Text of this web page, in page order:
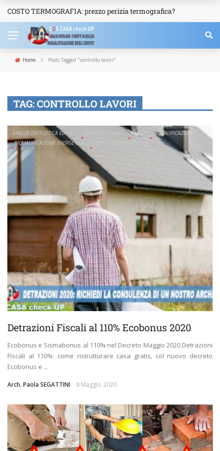
NEWS
COSTO TERMOGRAFIA: prezzo perizia termografica?
Home › Posts Tagged "controllo lavori"
TAG:CONTROLLO LAVORI
ANALISI ENERGETICA EDIFICI NEWS
RIQUALIFICAZIONE
RIQUALIFICAZIONE ENERGETICA
Detrazioni Fiscali al 110% Ecobonus 2020
Ecobonus e Sismabonus al 110% nel Decreto Maggio 2020 Detrazioni
Fiscali al 110%: come ristrutturare casa gratis, col nuovo decreto
Ecobonus e ...
Arch. Paola SEGATTINI 8 Maggio 2020
CONDOMINIO LAVORI ESEGUITI MALE PERIZIE SERVIZI